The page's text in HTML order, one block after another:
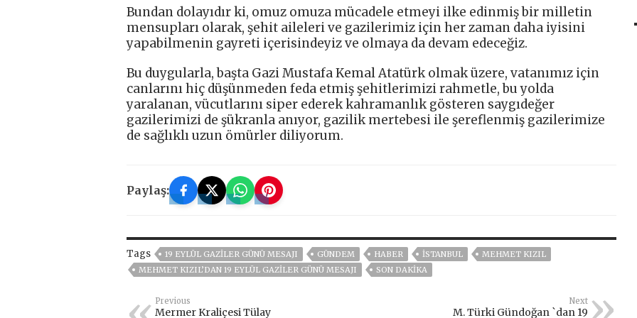
Bundan dolayıdır ki, omuz omuza mücadele etmeyi ilke edinmiş bir milletin
mensupları olarak, şehit aileleri ve gazilerimiz için her zaman daha iyisini
yapabilmenin gayreti içerisindeyiz ve olmaya da devam edeceğiz.
Bu duygularla, başta Gazi Mustafa Kemal Atatürk olmak üzere, vatanımız için
canlarını hiç düşünmeden feda etmiş şehitlerimizi rahmetle, bu yolda
yaralanan, vücutlarını siper ederek kahramanlık gösteren saygıdeğer
gazilerimizi de şükranla anıyor, gazilik mertebesi ile şereflenmiş gazilerimize
de sağlıklı uzun ömürler diliyorum.
Paylaş:
Tags 19 EYLÜL GAZILER GÜNÜ MESAJI GÜNDEM HABER ISTANBUL
MEHMET KIZIL
MEHMET KIZIL’DAN 19 EYLÜL GAZILER GÜNÜ MESAJI
SON DAKIKA
Previous
Mermer Kraliçesi Tülay
Next
M. Türki Gündoğan `dan 19